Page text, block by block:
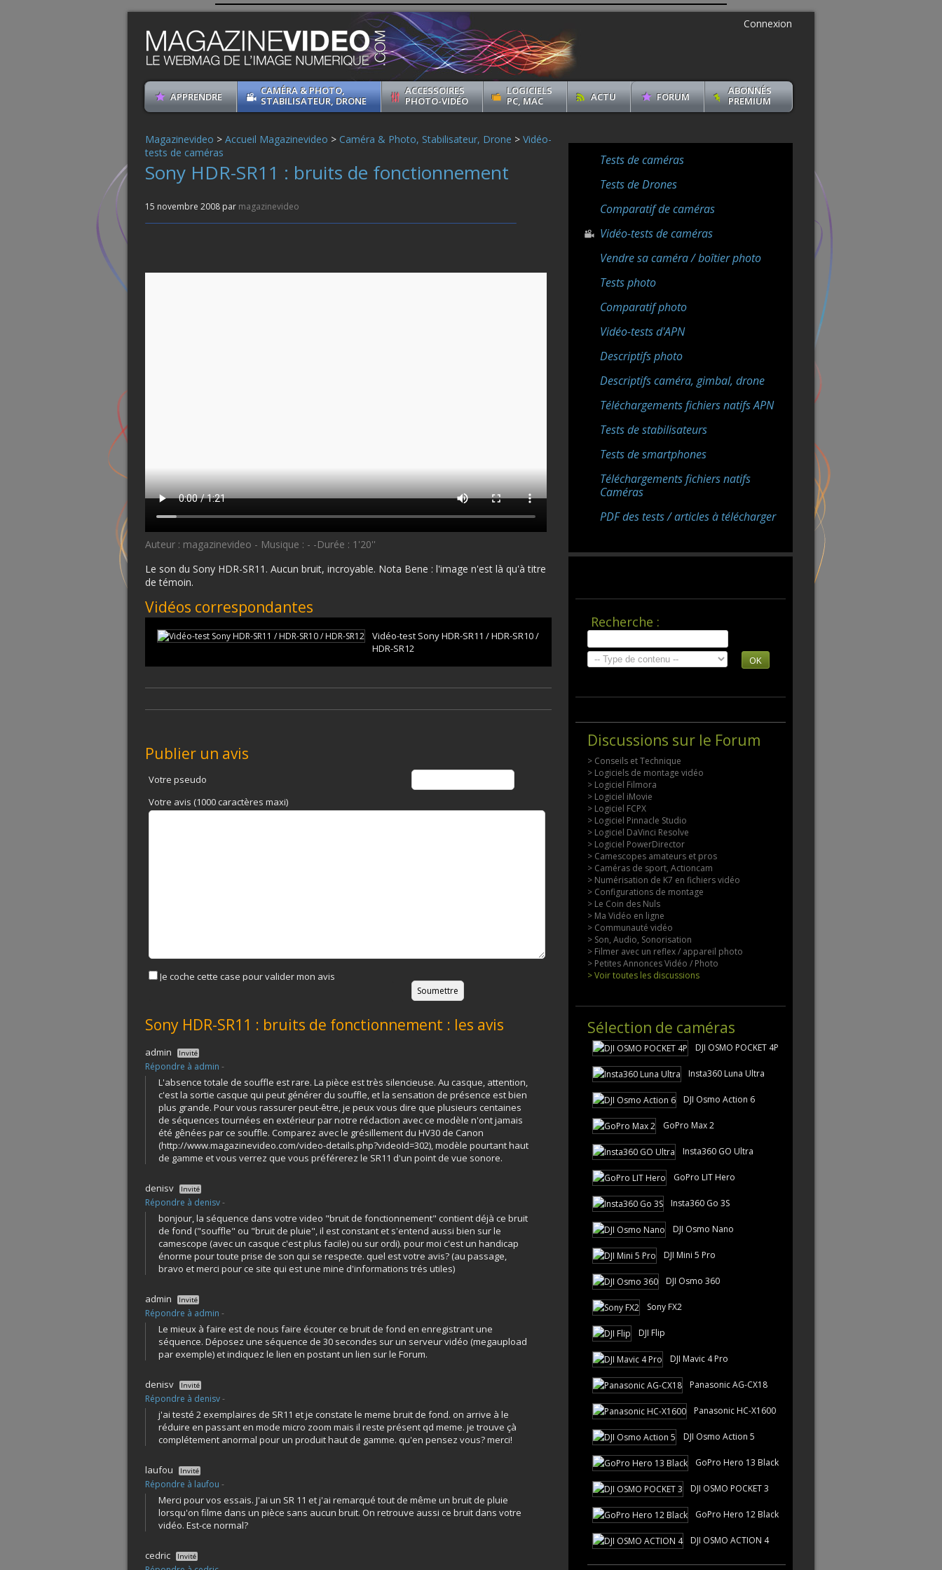
Connexion
APPRENDRE
CAMÉRA & PHOTO,
STABILISATEUR, DRONE
ACCESSOIRES
PHOTO-VIDÉO
LOGICIELS
PC, MAC
ACTU FORUM
ABONNÉS
PREMIUM
Magazinevideo > Accueil Magazinevideo > Caméra & Photo, Stabilisateur, Drone > Vidéo-
tests de caméras
Sony HDR-SR11 : bruits de fonctionnement
15 novembre 2008 par magazinevideo
Auteur : magazinevideo - Musique : - -Durée : 1'20''
Le son du Sony HDR-SR11. Aucun bruit, incroyable. Nota Bene : l'image n'est là qu'à titre
de témoin.
Vidéos correspondantes
Vidéo-test Sony HDR-SR11 / HDR-SR10 /
HDR-SR12
Publier un avis
Votre pseudo
Votre avis (1000 caractères maxi)
Je coche cette case pour valider mon avis
Sony HDR-SR11 : bruits de fonctionnement : les avis
admin Invité
Répondre à admin -
L'absence totale de souffle est rare. La pièce est très silencieuse. Au casque, attention,
c'est la sortie casque qui peut générer du souffle, et la sensation de présence est bien
plus grande. Pour vous rassurer peut-être, je peux vous dire que plusieurs centaines
de séquences tournées en extérieur par notre rédaction avec ce modèle n'ont jamais
été gênées par ce souffle. Comparez avec le grésillement du HV30 de Canon
(http://www.magazinevideo.com/video-details.php?videoId=302), modèle pourtant haut
de gamme et vous verrez que vous préférerez le SR11 d'un point de vue sonore.
denisv Invité
Répondre à denisv-
bonjour, la séquence dans votre video "bruit de fonctionnement" contient déjà ce bruit
de fond ("souffle" ou "bruit de pluie", il est constant et s'entend aussi bien sur le
camescope (avec un casque c'est plus facile) ou sur ordi). pour moi c'est un handicap
énorme pour toute prise de son qui se respecte. quel est votre avis? (au passage,
bravo et merci pour ce site qui est une mine d'informations trés utiles)
admin Invité
Répondre à admin -
Le mieux à faire est de nous faire écouter ce bruit de fond en enregistrant une
séquence. Déposez une séquence de 30 secondes sur un serveur vidéo (megaupload
par exemple) et indiquez le lien en postant un lien sur le Forum.
denisv Invité
Répondre à denisv-
j'ai testé 2 exemplaires de SR11 et je constate le meme bruit de fond. on arrive à le
réduire en passant en mode micro zoom mais il reste présent qd meme. je trouve çà
complétement anormal pour un produit haut de gamme. qu'en pensez vous? merci!
laufou Invité
Répondre à laufou -
Merci pour vos essais. J'ai un SR 11 et j'ai remarqué tout de même un bruit de pluie
lorsqu'on filme dans un pièce sans aucun bruit. On retrouve aussi ce bruit dans votre
vidéo. Est-ce normal?
cedric Invité
Tests de caméras
Tests de Drones
Comparatif de caméras
Vidéo-tests de caméras
Vendre sa caméra / boîtier photo
Tests photo
Comparatif photo
Vidéo-tests d'APN
Descriptifs photo
Descriptifs caméra, gimbal, drone
Téléchargements fichiers natifs APN
Tests de stabilisateurs
Tests de smartphones
Téléchargements fichiers natifs
Caméras
PDF des tests / articles à télécharger
Recherche :
OK
Discussions sur le Forum
> Conseils et Technique
> Logiciels de montage vidéo
> Logiciel Filmora
> Logiciel iMovie
> Logiciel FCPX
> Logiciel Pinnacle Studio
> Logiciel DaVinci Resolve
> Logiciel PowerDirector
> Camescopes amateurs et pros
> Caméras de sport, Actioncam
> Numérisation de K7 en fichiers vidéo
> Configurations de montage
> Le Coin des Nuls
> Ma Vidéo en ligne
> Communauté vidéo
> Son, Audio, Sonorisation
> Filmer avec un reflex / appareil photo
> Petites Annonces Vidéo / Photo
> Voir toutes les discussions
Sélection de caméras
DJI OSMO POCKET 4P
Insta360 Luna Ultra
DJI Osmo Action 6
GoPro Max 2
Insta360 GO Ultra
GoPro LIT Hero
Insta360 Go 3S
DJI Osmo Nano
DJI Mini 5 Pro
DJI Osmo 360
Sony FX2
DJI Flip
DJI Mavic 4 Pro
Panasonic AG-CX18
Panasonic HC-X1600
DJI Osmo Action 5
GoPro Hero 13 Black
DJI OSMO POCKET 3
GoPro Hero 12 Black
DJI OSMO ACTION 4